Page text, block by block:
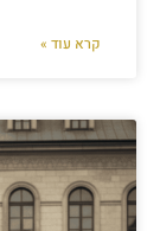
קרא עוד »